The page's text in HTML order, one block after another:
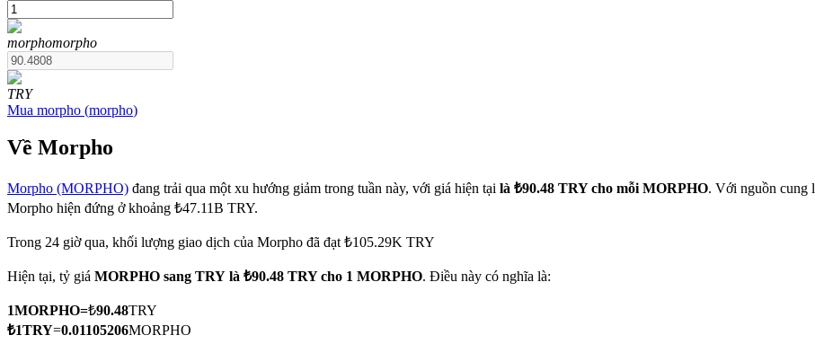
Futures sử dụng USDT làm tài sản thế chấp
TradFi
morphomorpho
TRY
Mua morpho (morpho)
Về Morpho
Morpho (MORPHO) đang trải qua một xu hướng giảm trong tuần này, với giá hiện tại là ₺90.48 TRY cho mỗi MORPHO. Với nguồn cung
Morpho hiện đứng ở khoảng ₺47.11B TRY.
Trong 24 giờ qua, khối lượng giao dịch của Morpho đã đạt ₺105.29K TRY
Hiện tại, tỷ giá MORPHO sang TRY là ₺90.48 TRY cho 1 MORPHO. Điều này có nghĩa là:
1MORPHO=₺90.48TRY
₺1TRY=0.01105206MORPHO